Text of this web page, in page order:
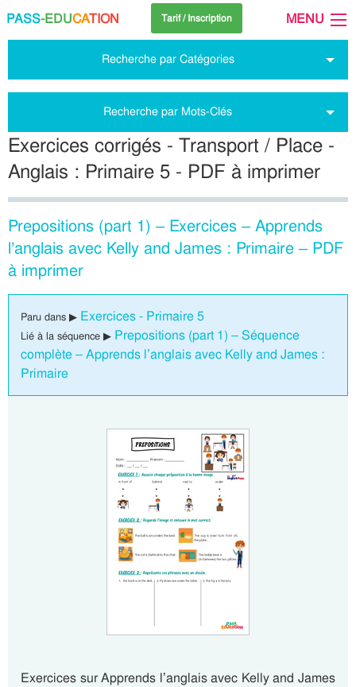
PASS-EDUCATION Tarif / Inscription MENU
Recherche par Catégories
Recherche par Mots-Clés
Exercices corrigés - Transport / Place -
Anglais : Primaire 5 - PDF à imprimer
Prepositions (part 1) – Exercices – Apprends
l’anglais avec Kelly and James : Primaire – PDF
à imprimer
Paru dans ▶ Exercices - Primaire 5
Lié à la séquence ▶ Prepositions (part 1) – Séquence
complète – Apprends l’anglais avec Kelly and James :
Primaire
Exercices sur Apprends l’anglais avec Kelly and James